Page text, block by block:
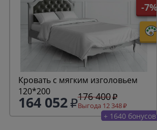
-7%
Кровать с мягким изголовьем
120*200
164 052 176 400
Выгода 12 348
+ 1640 бонусов